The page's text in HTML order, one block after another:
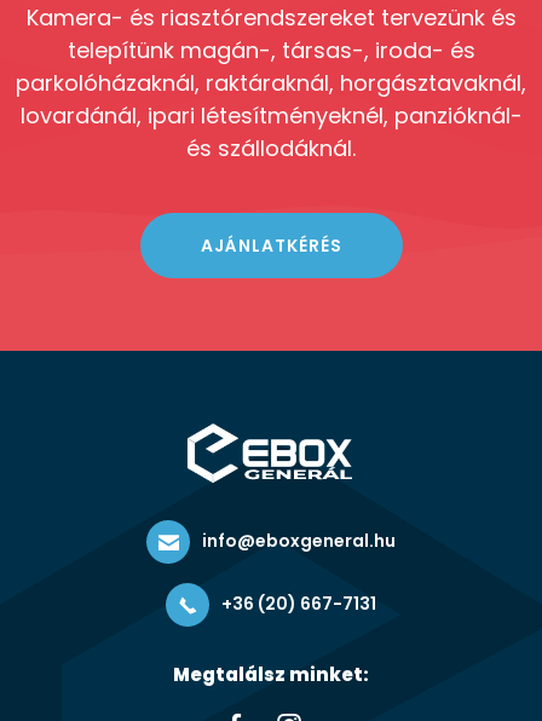
Kamera- és riasztórendszereket tervezünk és
telepítünk magán-, társas-, iroda- és
parkolóházaknál, raktáraknál, horgásztavaknál,
lovardánál, ipari létesítményeknél, panzióknál-
és szállodáknál.
AJÁNLATKÉRÉS
info@eboxgeneral.hu
+36 (20) 667-7131
Megtalálsz minket: